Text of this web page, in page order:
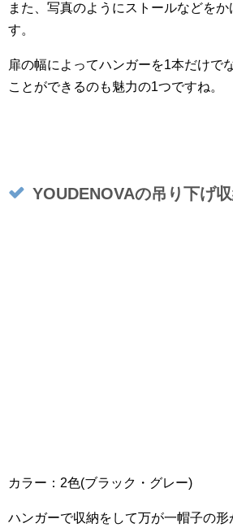
また、写真のようにストールなどをか
す。
扉の幅によってハンガーを1本だけで
ことができるのも魅力の1つですね。
YOUDENOVAの吊り下げ
カラー：2色(ブラック・グレー)
ハンガーで収納をして万が一帽子の形